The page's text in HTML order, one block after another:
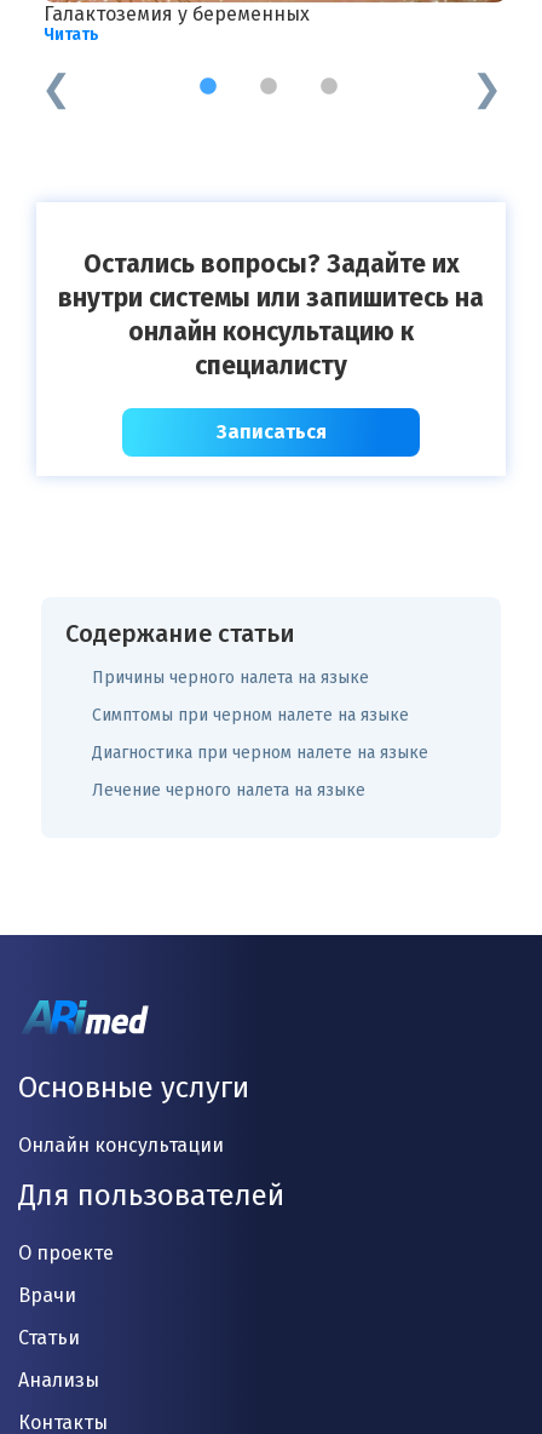
Галактоземия у беременных
Читать
1 2 3
Остались вопросы? Задайте их
внутри системы или запишитесь на
онлайн консультацию к
специалисту
Записаться
Содержание статьи
Причины черного налета на языке
Симптомы при черном налете на языке
Диагностика при черном налете на языке
Лечение черного налета на языке
Основные услуги
Онлайн консультации
Для пользователей
О проекте
Врачи
Статьи
Анализы
Контакты